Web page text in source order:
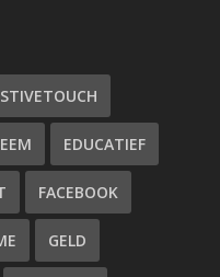
EDUCATIEF
FACEBOOK
GELD